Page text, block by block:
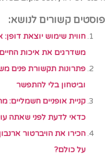
קשורים לנושא:
חווית שימוש יוצאת דופן:
משדרגים את איכות החיים
פתרונות תקשורת פנים
וביטחון בלי להתפשר
קניית אופניים
כדאי לדעת לפני שאתה
הכירו את הויברטור
על כולם?